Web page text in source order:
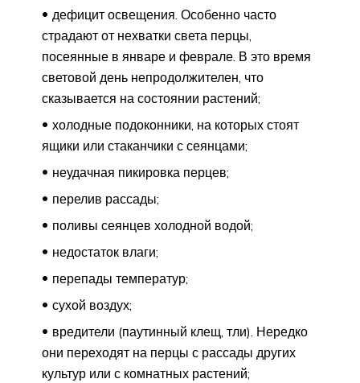
дефицит освещения. Особенно часто
страдают от нехватки света перцы,
посеянные в январе и феврале. В это время
световой день непродолжителен, что
сказывается на состоянии растений;
холодные подоконники, на которых стоят
ящики или стаканчики с сеянцами;
неудачная пикировка перцев;
перелив рассады;
поливы сеянцев холодной водой;
недостаток влаги;
перепады температур;
сухой воздух;
вредители (паутинный клещ, тли). Нередко
они переходят на перцы с рассады других
культур или с комнатных растений;